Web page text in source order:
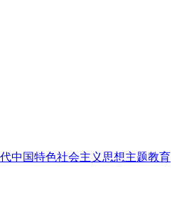
中国特色社会主义思想主题教育